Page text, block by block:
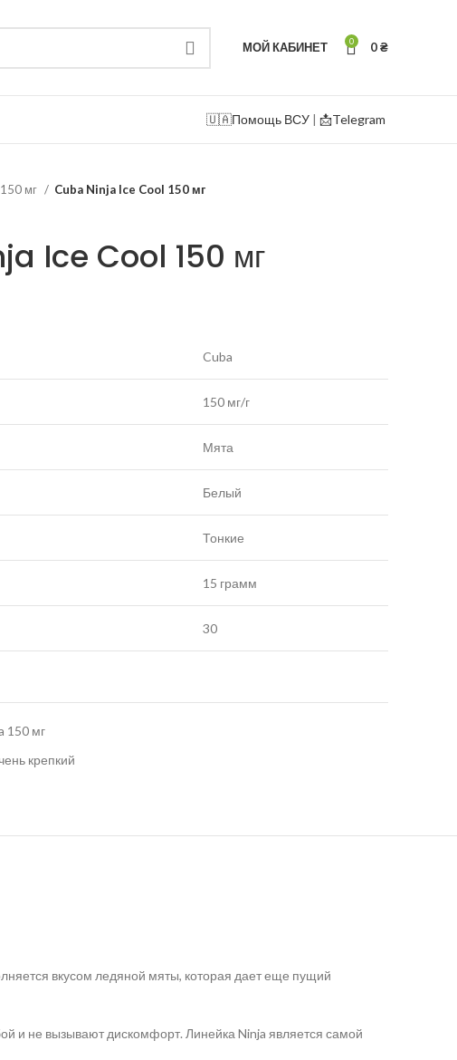
МОЙ КАБИНЕТ 0 0₴
🇺🇦Помощь ВСУ | 📩Telegram
мг Cuba Ninja Ice Cool 150 мг
Ice Cool 150 мг
Cuba
150 мг/г
Мята
Белый
Тонкие
15 грамм
30
150 мг
крепкий
вкусом ледяной мяты, которая дает еще пущий
и не вызывают дискомфорт. Линейка Ninja является самой